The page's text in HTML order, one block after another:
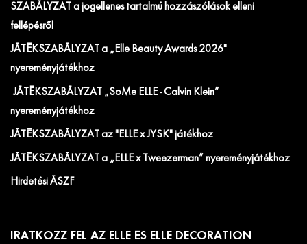
SZABÁLYZAT a jogellenes tartalmú hozzászólások elleni
fellépésről
JÁTÉKSZABÁLYZAT a „Elle Beauty Awards 2026"
nyereményjátékhoz
JÁTÉKSZABÁLYZAT „SoMe ELLE - Calvin Klein”
nyereményjátékhoz
JÁTÉKSZABÁLYZAT az "ELLE x JYSK" játékhoz
JÁTÉKSZABÁLYZAT a „ELLE x Tweezerman” nyereményjátékhoz
Hirdetési ÁSZF
IRATKOZZ FEL AZ ELLE ÉS ELLE DECORATION